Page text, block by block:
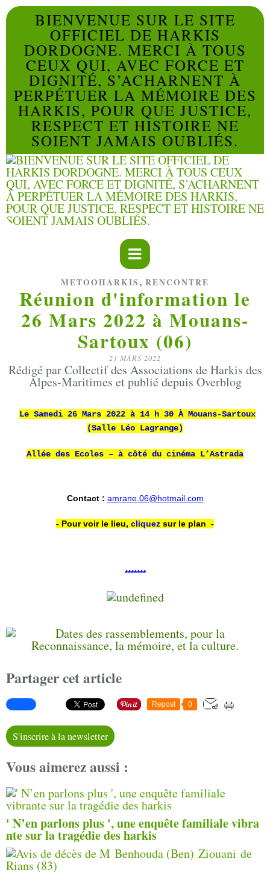
BIENVENUE SUR LE SITE
OFFICIEL DE HARKIS
DORDOGNE. MERCI À TOUS
CEUX QUI, AVEC FORCE ET
DIGNITÉ, S’ACHARNENT À
PERPÉTUER LA MÉMOIRE DES
HARKIS, POUR QUE JUSTICE,
RESPECT ET HISTOIRE NE
SOIENT JAMAIS OUBLIÉS.
METOOHARKIS , RENCONTRE
Réunion d'information le
26 Mars 2022 à Mouans-
Sartoux (06)
21 MARS 2022
Rédigé par Collectif des Associations de Harkis des
Alpes-Maritimes et publié depuis Overblog
Le Samedi 26 Mars 2022 à 14 h 30 À Mouans-Sartoux
(Salle Léo Lagrange)
Allée des Ecoles – à côté du cinéma L’Astrada
Contact : amrane.06@hotmail.com
- Pour voir le lieu, cliquez sur le plan -
*******
Partager cet article
Repost 0
S'inscrire à la newsletter
Vous aimerez aussi :
' N’en parlons plus ', une enquête familiale vibra
nte sur la tragédie des harkis